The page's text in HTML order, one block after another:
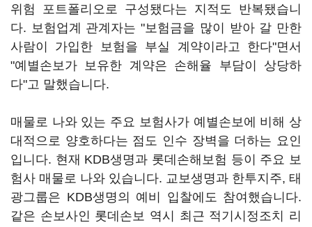
위험 포트폴리오로 구성됐다는 지적도 반복됐습니
다. 보험업계 관계자는 "보험금을 많이 받아 갈 만한
사람이 가입한 보험을 부실 계약이라고 한다"면서
"예별손보가 보유한 계약은 손해율 부담이 상당하
다"고 말했습니다.
매물로 나와 있는 주요 보험사가 예별손보에 비해 상
대적으로 양호하다는 점도 인수 장벽을 더하는 요인
입니다. 현재 KDB생명과 롯데손해보험 등이 주요 보
험사 매물로 나와 있습니다. 교보생명과 한투지주, 태
광그룹은 KDB생명의 예비 입찰에도 참여했습니다.
같은 손보사인 롯데손보 역시 최근 적기시정조치 리